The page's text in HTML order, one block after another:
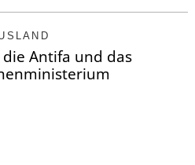
Antifa und das